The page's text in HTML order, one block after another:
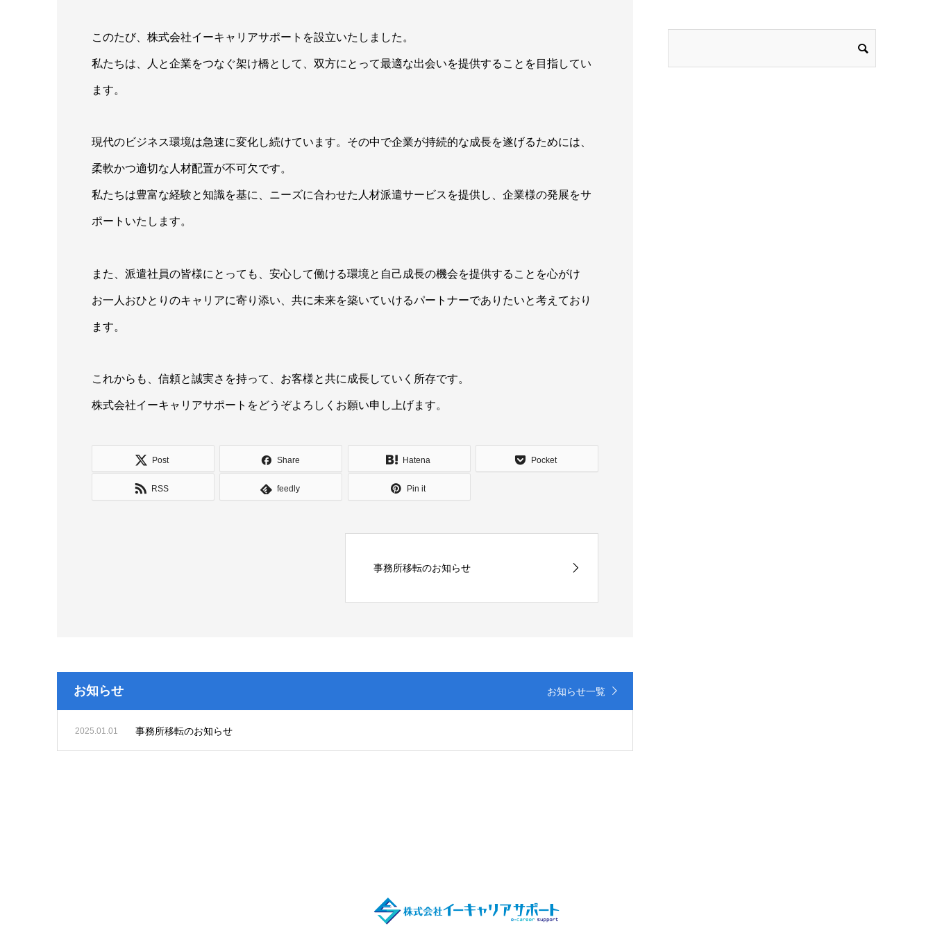
このたび、株式会社イーキャリアサポートを設立いたしました。
私たちは、人と企業をつなぐ架け橋として、双方にとって最適な出会いを提供することを目指してい
ます。
現代のビジネス環境は急速に変化し続けています。その中で企業が持続的な成長を遂げるためには、
柔軟かつ適切な人材配置が不可欠です。
私たちは豊富な経験と知識を基に、ニーズに合わせた人材派遣サービスを提供し、企業様の発展をサ
ポートいたします。
また、派遣社員の皆様にとっても、安心して働ける環境と自己成長の機会を提供することを心がけ
お一人おひとりのキャリアに寄り添い、共に未来を築いていけるパートナーでありたいと考えており
ます。
これからも、信頼と誠実さを持って、お客様と共に成長していく所存です。
株式会社イーキャリアサポートをどうぞよろしくお願い申し上げます。
Post Share Hatena Pocket
RSS feedly Pin it
事務所移転のお知らせ
お知らせ お知らせ一覧
2025.01.01 事務所移転のお知らせ